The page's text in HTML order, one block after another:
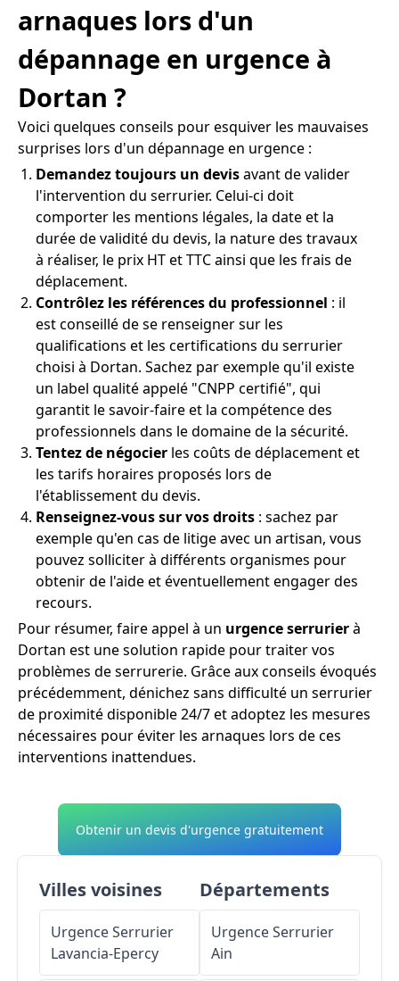
arnaques lors d'un
dépannage en urgence à
Dortan ?
Voici quelques conseils pour esquiver les mauvaises
surprises lors d'un dépannage en urgence :
Demandez toujours un devisavant de valider
l'intervention du serrurier. Celui-ci doit
comporter les mentions légales, la date et la
durée de validité du devis, la nature des travaux
à réaliser, le prix HT et TTC ainsi que les frais de
déplacement.
Contrôlez les références du professionnel : il
est conseillé de se renseigner sur les
qualifications et les certifications du serrurier
choisi à Dortan. Sachez par exemple qu'il existe
un label qualité appelé "CNPP certifié", qui
garantit le savoir-faire et la compétence des
professionnels dans le domaine de la sécurité.
Tentez de négocier les coûts de déplacement et
les tarifs horaires proposés lors de
l'établissement du devis.
Renseignez-vous sur vos droits : sachez par
exemple qu'en cas de litige avec un artisan, vous
pouvez solliciter à différents organismes pour
obtenir de l'aide et éventuellement engager des
recours.
Pour résumer, faire appel à un urgence serrurierà
Dortan est une solution rapide pour traiter vos
problèmes de serrurerie. Grâce aux conseils évoqués
précédemment, dénichez sans difficulté un serrurier
de proximité disponible 24/7 et adoptez les mesures
nécessaires pour éviter les arnaques lors de ces
interventions inattendues.
Obtenir un devis d'urgence gratuitement
Villes voisines
Urgence Serrurier
Lavancia-Epercy
Départements
Urgence Serrurier
Ain